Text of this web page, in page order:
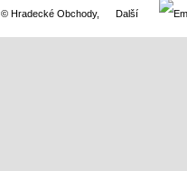
© Hradecké Obchody, Další